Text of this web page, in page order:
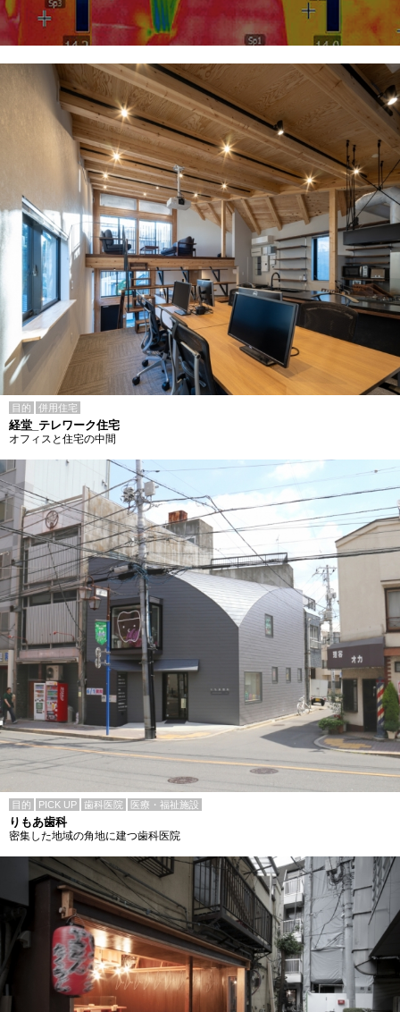
目的 併用住宅
経堂_テレワーク住宅
オフィスと住宅の中間
目的 PICK UP 歯科医院 医療・福祉施設
りもあ歯科
密集した地域の角地に建つ歯科医院